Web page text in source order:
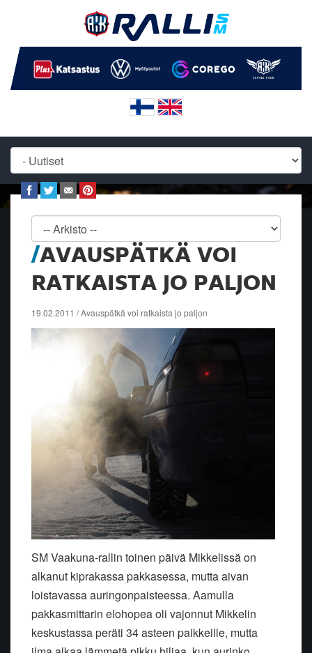
AVAUSPÄTKÄ VOI
RATKAISTA JO PALJON
19.02.2011 / Avauspätkä voi ratkaista jo paljon
SM Vaakuna-rallin toinen päivä Mikkelissä on
alkanut kiprakassa pakkasessa, mutta aivan
loistavassa auringonpaisteessa. Aamulla
pakkasmittarin elohopea oli vajonnut Mikkelin
keskustassa peräti 34 asteen paikkeille, mutta